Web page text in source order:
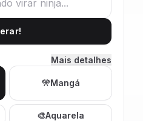
Mais detalhes
🎌Mangá
🎨Aquarela